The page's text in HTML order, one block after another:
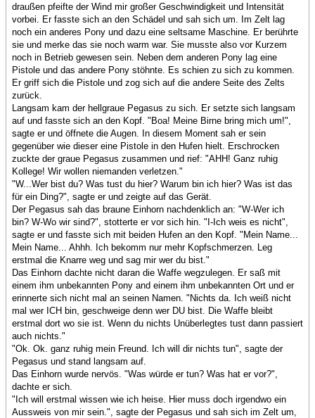
draußen pfeifte der Wind mir großer Geschwindigkeit und Intensität
vorbei. Er fasste sich an den Schädel und sah sich um. Im Zelt lag
noch ein anderes Pony und dazu eine seltsame Maschine. Er berührte
sie und merke das sie noch warm war. Sie musste also vor Kurzem
noch in Betrieb gewesen sein. Neben dem anderen Pony lag eine
Pistole und das andere Pony stöhnte. Es schien zu sich zu kommen.
Er griff sich die Pistole und zog sich auf die andere Seite des Zelts
zurück.
Langsam kam der hellgraue Pegasus zu sich. Er setzte sich langsam
auf und fasste sich an den Kopf. "Boa! Meine Birne bring mich um!",
sagte er und öffnete die Augen. In diesem Moment sah er sein
gegenüber wie dieser eine Pistole in den Hufen hielt. Erschrocken
zuckte der graue Pegasus zusammen und rief: "AHH! Ganz ruhig
Kollege! Wir wollen niemanden verletzen."
"W...Wer bist du? Was tust du hier? Warum bin ich hier? Was ist das
für ein Ding?", sagte er und zeigte auf das Gerät.
Der Pegasus sah das braune Einhorn nachdenklich an: "W-Wer ich
bin? W-Wo wir sind?", stotterte er vor sich hin. "I-Ich weis es nicht",
sagte er und fasste sich mit beiden Hufen an den Kopf. "Mein Name...
Mein Name... Ahhh. Ich bekomm nur mehr Kopfschmerzen. Leg
erstmal die Knarre weg und sag mir wer du bist."
Das Einhorn dachte nicht daran die Waffe wegzulegen. Er saß mit
einem ihm unbekannten Pony and einem ihm unbekannten Ort und er
erinnerte sich nicht mal an seinen Namen. "Nichts da. Ich weiß nicht
mal wer ICH bin, geschweige denn wer DU bist. Die Waffe bleibt
erstmal dort wo sie ist. Wenn du nichts Unüberlegtes tust dann passiert
auch nichts."
"Ok. Ok. ganz ruhig mein Freund. Ich will dir nichts tun", sagte der
Pegasus und stand langsam auf.
Das Einhorn wurde nervös. "Was würde er tun? Was hat er vor?",
dachte er sich.
"Ich will erstmal wissen wie ich heise. Hier muss doch irgendwo ein
Aussweis von mir sein.", sagte der Pegasus und sah sich im Zelt um,